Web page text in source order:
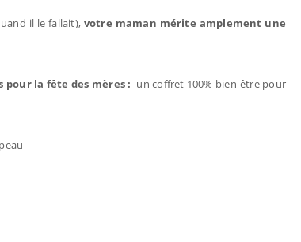
il le fallait), votre maman mérite amplement une
pour la fête des mères : un coffret 100% bien-être pour